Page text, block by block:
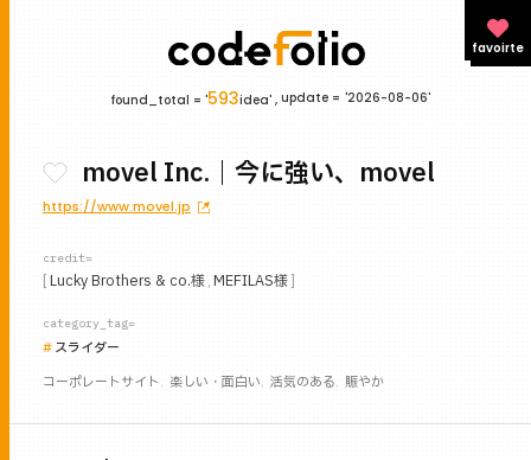
found_total = '593idea' , update ='2026-08-06'
favoirte
movel Inc.｜今に強い、movel
https://www.movel.jp
credit=
Lucky Brothers & co.様 MEFILAS様
category_tag=
スライダー
コーポレートサイト
楽しい・面白い 活気のある 賑やか